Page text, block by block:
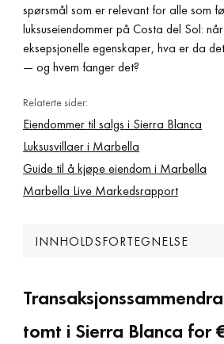
spørsmål som er relevant for alle som
luksuseiendommer på Costa del Sol:
eksepsjonelle egenskaper, hva er da
— og hvem fanger det?
Relaterte sider:
Eiendommer til salgs i Sierra Blanca
Luksusvillaer i Marbella
Guide til å kjøpe eiendom i Marbella
Marbella Live Markedsrapport
INNHOLDSFORTEGNELSE
tomt i Sierra Blanca for